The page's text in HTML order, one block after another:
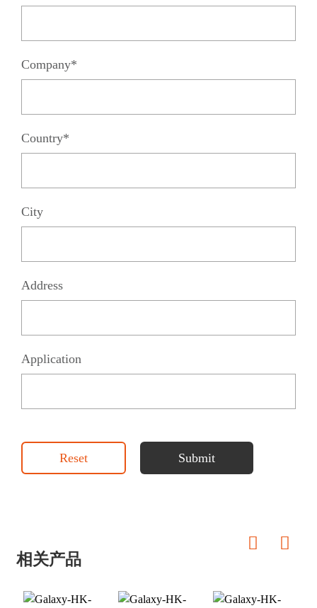
Company*
Country*
City
Address
Application
Reset Submit
相关产品